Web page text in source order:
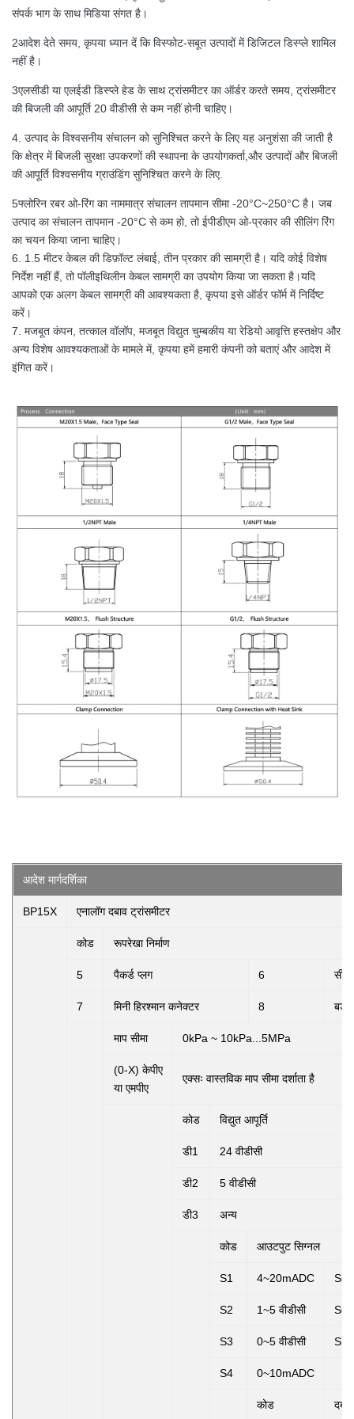
संपर्क भाग के साथ मिडिया संगत है।
2आदेश देते समय, कृपया ध्यान दें कि विस्फोट-सबूत उत्पादों में डिजिटल डिस्प्ले शामिल
नहीं है।
3एलसीडी या एलईडी डिस्प्ले हेड के साथ ट्रांसमीटर का ऑर्डर करते समय, ट्रांसमीटर
की बिजली की आपूर्ति 20 वीडीसी से कम नहीं होनी चाहिए।
4. उत्पाद के विश्वसनीय संचालन को सुनिश्चित करने के लिए यह अनुशंसा की जाती है
कि क्षेत्र में बिजली सुरक्षा उपकरणों की स्थापना के उपयोगकर्ता,और उत्पादों और बिजली
की आपूर्ति विश्वसनीय ग्राउंडिंग सुनिश्चित करने के लिए.
5फ्लोरिन रबर ओ-रिंग का नाममात्र संचालन तापमान सीमा -20°C~250°C है। जब
उत्पाद का संचालन तापमान -20°C से कम हो, तो ईपीडीएम ओ-प्रकार की सीलिंग रिंग
का चयन किया जाना चाहिए।
6. 1.5 मीटर केबल की डिफ़ॉल्ट लंबाई, तीन प्रकार की सामग्री है। यदि कोई विशेष
निर्देश नहीं हैं, तो पॉलीइथिलीन केबल सामग्री का उपयोग किया जा सकता है।यदि
आपको एक अलग केबल सामग्री की आवश्यकता है, कृपया इसे ऑर्डर फॉर्म में निर्दिष्ट
करें।
7. मजबूत कंपन, तत्काल वॉलॉप, मजबूत विद्युत चुम्बकीय या रेडियो आवृत्ति हस्तक्षेप और
अन्य विशेष आवश्यकताओं के मामले में, कृपया हमें हमारी कंपनी को बताएं और आदेश में
इंगित करें।
आदेश मार्गदर्शिका
BP15X एनालॉग दबाव ट्रांसमीटर
कोड रूपरेखा निर्माण
5 पैकर्ड प्लग 6 सील
7 मिनी हिरश्मान कनेक्टर 8 बड़ा
माप सीमा 0kPa ~ 10kPa...5MPa
(0-X) केपीए
या एमपीए
एक्सः वास्तविक माप सीमा दर्शाता है
कोड विद्युत आपूर्ति
डी1 24 वीडीसी
डी2 5 वीडीसी
डी3 अन्य
कोड आउटपुट सिग्नल
S1 4~20mADC S5
S2 1~5 वीडीसी S6
S3 0~5 वीडीसी S7
S4 0~10mADC
कोड